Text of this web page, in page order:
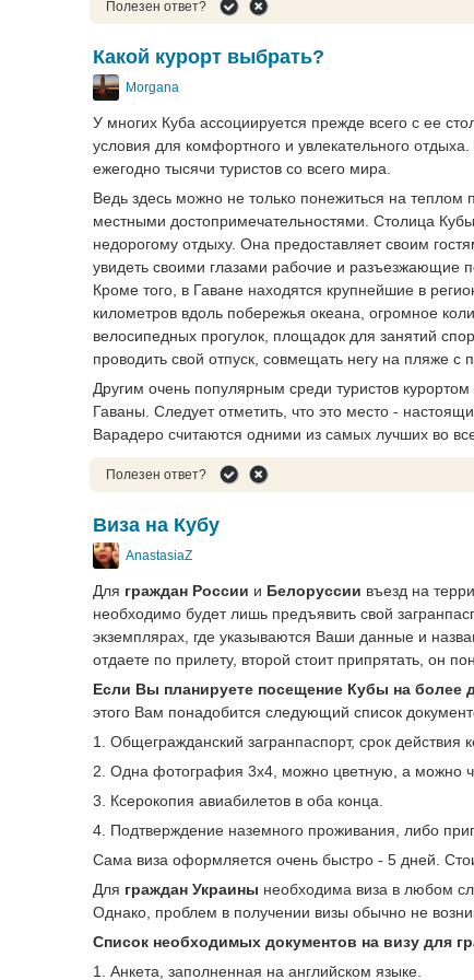
Полезен ответ?
Какой курорт выбрать?
Morgana
У многих Куба ассоциируется прежде всего с ее
условия для комфортного и увлекательного отдыха.
ежегодно тысячи туристов со всего мира.
Ведь здесь можно не только понежиться на
местными достопримечательностями. Столица
недорогому отдыху. Она предоставляет своим
увидеть своими глазами рабочие и разъезжающие
Кроме того, в Гаване находятся крупнейшие в
километров вдоль побережья океана, огромное
велосипедных прогулок, площадок для занятий
проводить свой отпуск, совмещать негу на пляже с
Другим очень популярным среди туристов курортом
Гаваны. Следует отметить, что это место -
Варадеро считаются одними из самых лучших во
Полезен ответ?
Виза на Кубу
AnastasiaZ
Для граждан России и Белоруссии въезд на
необходимо будет лишь предъявить свой
экземплярах, где указываются Ваши данные и
отдаете по прилету, второй стоит припрятать, он
Если Вы планируете посещение Кубы на более
этого Вам понадобится следующий список
1. Общегражданский загранпаспорт, срок действия
2. Одна фотография 3х4, можно цветную, а можно
3. Ксерокопия авиабилетов в оба конца.
4. Подтверждение наземного проживания, либо
Сама виза оформляется очень быстро - 5 дней.
Для граждан Украины необходима виза в любом
Однако, проблем в получении визы обычно не
Список необходимых документов на визу для
1. Анкета, заполненная на английском языке.